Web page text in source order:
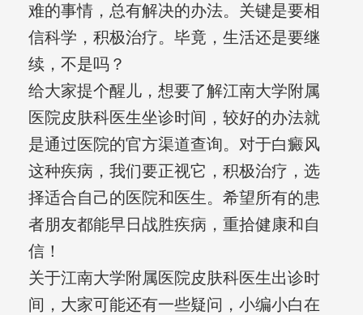
难的事情，总有解决的办法。关键是要相
信科学，积极治疗。毕竟，生活还是要继
续，不是吗？
给大家提个醒儿，想要了解江南大学附属
医院皮肤科医生坐诊时间，较好的办法就
是通过医院的官方渠道查询。对于白癜风
这种疾病，我们要正视它，积极治疗，选
择适合自己的医院和医生。希望所有的患
者朋友都能早日战胜疾病，重拾健康和自
信！
关于江南大学附属医院皮肤科医生出诊时
间，大家可能还有一些疑问，小编小白在